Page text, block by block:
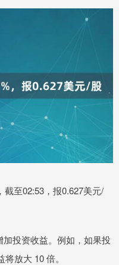
截至02:53，报0.627美元/
投资收益。例如，如果投
放大 10 倍。